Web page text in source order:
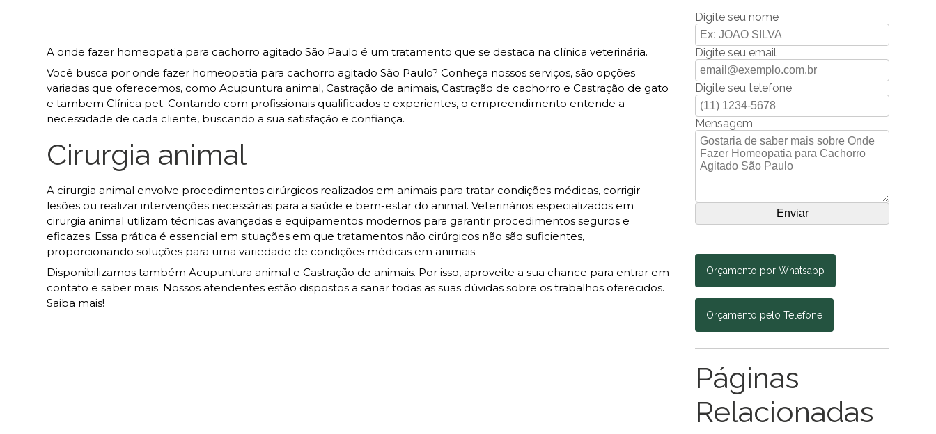
A onde fazer homeopatia para cachorro agitado São Paulo é um tratamento que se destaca na clínica veterinária.
Você busca por onde fazer homeopatia para cachorro agitado São Paulo? Conheça nossos serviços, são opções
variadas que oferecemos, como Acupuntura animal, Castração de animais, Castração de cachorro e Castração de gato
e tambem Clínica pet. Contando com profissionais qualificados e experientes, o empreendimento entende a
necessidade de cada cliente, buscando a sua satisfação e confiança.
Cirurgia animal
A cirurgia animal envolve procedimentos cirúrgicos realizados em animais para tratar condições médicas, corrigir
lesões ou realizar intervenções necessárias para a saúde e bem-estar do animal. Veterinários especializados em
cirurgia animal utilizam técnicas avançadas e equipamentos modernos para garantir procedimentos seguros e
eficazes. Essa prática é essencial em situações em que tratamentos não cirúrgicos não são suficientes,
proporcionando soluções para uma variedade de condições médicas em animais.
Disponibilizamos também Acupuntura animal e Castração de animais. Por isso, aproveite a sua chance para entrar em
contato e saber mais. Nossos atendentes estão dispostos a sanar todas as suas dúvidas sobre os trabalhos oferecidos.
Saiba mais!
Digite seu nome
Digite seu email
Digite seu telefone
Mensagem
Orçamento por Whatsapp
Orçamento pelo Telefone
Páginas
Relacionadas